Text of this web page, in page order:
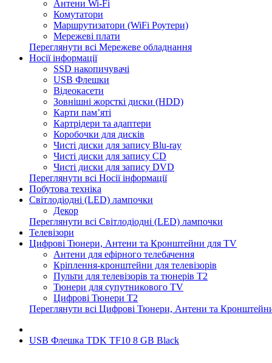
Антени Wi-Fi
Комутатори
Маршрутизатори (WiFi Роутери)
Мережеві плати
Переглянути всі Мережеве обладнання
Носії інформації
SSD накопичувачі
USB Флешки
Відеокасети
Зовнішні жорсткі диски (HDD)
Карти пам’яті
Картрідери та адаптери
Коробочки для дисків
Чисті диски для запису Blu-ray
Чисті диски для запису CD
Чисті диски для запису DVD
Переглянути всі Носії інформації
Побутова техніка
Світлодіодні (LED) лампочки
Декор
Переглянути всі Світлодіодні (LED) лампочки
Телевізори
Цифрові Тюнери, Антени та Кронштейни для TV
Антени для ефірного телебачення
Кріплення-кронштейни для телевізорів
Пульти для телевізорів та тюнерів T2
Тюнери для супутникового TV
Цифрові Тюнери T2
Переглянути всі Цифрові Тюнери, Антени та
USB Флешка TDK TF10 8 GB Black